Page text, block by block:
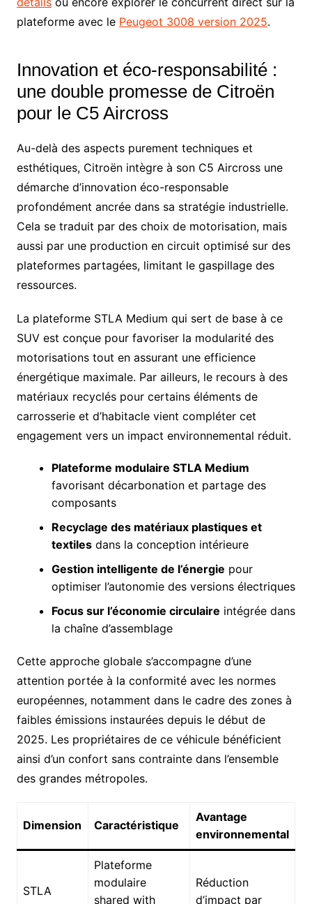
plateforme avec le Peugeot 3008 version 2025.
Innovation et éco-responsabilité :
une double promesse de Citroën
pour le C5 Aircross
Au-delà des aspects purement techniques et
esthétiques, Citroën intègre à son C5 Aircross une
démarche d’innovation éco-responsable
profondément ancrée dans sa stratégie industrielle.
Cela se traduit par des choix de motorisation, mais
aussi par une production en circuit optimisé sur des
plateformes partagées, limitant le gaspillage des
ressources.
La plateforme STLA Medium qui sert de base à ce
SUV est conçue pour favoriser la modularité des
motorisations tout en assurant une efficience
énergétique maximale. Par ailleurs, le recours à des
matériaux recyclés pour certains éléments de
carrosserie et d’habitacle vient compléter cet
engagement vers un impact environnemental réduit.
Plateforme modulaire STLA Medium
favorisant décarbonation et partage des
composants
Recyclage des matériaux plastiques et
textilesdans la conception intérieure
Gestion intelligente de l’énergie pour
optimiser l’autonomie des versions électriques
Focus sur l’économie circulaire intégrée dans
la chaîne d’assemblage
Cette approche globale s’accompagne d’une
attention portée à la conformité avec les normes
européennes, notamment dans le cadre des zones à
faibles émissions instaurées depuis le début de
2025. Les propriétaires de ce véhicule bénéficient
ainsi d’un confort sans contrainte dans l’ensemble
des grandes métropoles.
Dimension Caractéristique
Avantage
environnemental
STLA
Plateforme
modulaire
shared with
Réduction
d’impact par